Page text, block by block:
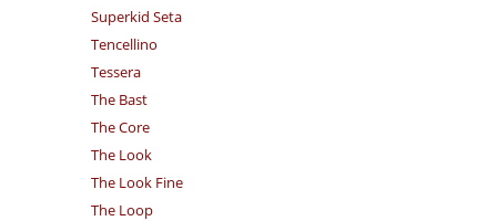
Superkid Seta
Tencellino
Tessera
The Bast
The Core
The Look
The Look Fine
The Loop